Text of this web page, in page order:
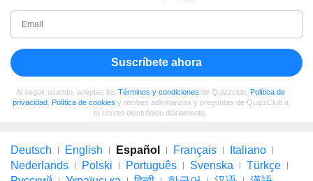
Suscríbete ahora
Al seguir usando, aceptas los Términos y condiciones de Quizzclub, Política de
privacidad, Política de cookies y recibes adivinanzas y preguntas de QuizzClub a
tu correo electrónico diariamente.
Deutsch English Español Français
Italiano
Nederlands
Polski Português Svenska
Türkçe